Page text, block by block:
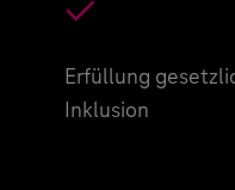
Erfüllung
Inklusion